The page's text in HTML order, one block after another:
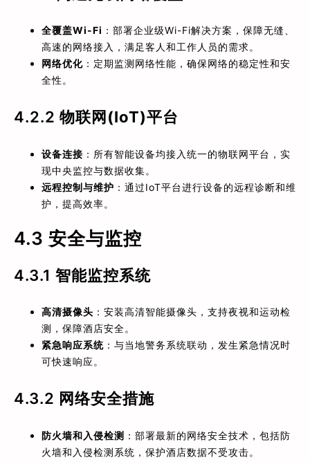
全覆盖Wi-Fi ：部署企业级Wi-Fi解决方案，保障无缝、
高速的网络接入，满足客人和工作人员的需求。
网络优化 ：定期监测网络性能，确保网络的稳定性和安
全性。
4.2.2 物联网(IoT)平台
设备连接 ：所有智能设备均接入统一的物联网平台，实
现中央监控与数据收集。
远程控制与维护 ：通过IoT平台进行设备的远程诊断和维
护，提高效率。
4.3 安全与监控
4.3.1 智能监控系统
高清摄像头 ：安装高清智能摄像头，支持夜视和运动检
测，保障酒店安全。
紧急响应系统 ：与当地警务系统联动，发生紧急情况时
可快速响应。
4.3.2 网络安全措施
防火墙和入侵检测 ：部署最新的网络安全技术，包括防
火墙和入侵检测系统，保护酒店数据不受攻击。